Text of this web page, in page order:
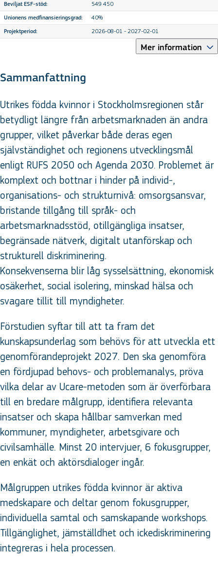
Beviljat ESF-stöd: 549 450
Unionens medfinansieringsgrad: 40%
Projektperiod: 2026-08-01 - 2027-02-01
Mer information
Sammanfattning
Utrikes födda kvinnor i Stockholmsregionen står
betydligt längre från arbetsmarknaden än andra
grupper, vilket påverkar både deras egen
självständighet och regionens utvecklingsmål
enligt RUFS 2050 och Agenda 2030. Problemet är
komplext och bottnar i hinder på individ-,
organisations- och strukturnivå: omsorgsansvar,
bristande tillgång till språk- och
arbetsmarknadsstöd, otillgängliga insatser,
begränsade nätverk, digitalt utanförskap och
strukturell diskriminering.
Konsekvenserna blir låg sysselsättning, ekonomisk
osäkerhet, social isolering, minskad hälsa och
svagare tillit till myndigheter.
Förstudien syftar till att ta fram det
kunskapsunderlag som behövs för att utveckla ett
genomförandeprojekt 2027. Den ska genomföra
en fördjupad behovs- och problemanalys, pröva
vilka delar av Ucare-metoden som är överförbara
till en bredare målgrupp, identifiera relevanta
insatser och skapa hållbar samverkan med
kommuner, myndigheter, arbetsgivare och
civilsamhälle. Minst 20 intervjuer, 6 fokusgrupper,
en enkät och aktörsdialoger ingår.
Målgruppen utrikes födda kvinnor är aktiva
medskapare och deltar genom fokusgrupper,
individuella samtal och samskapande workshops.
Tillgänglighet, jämställdhet och ickediskriminering
integreras i hela processen.